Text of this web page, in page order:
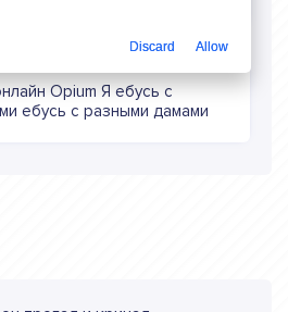
Opium Я ебусь с
ебусь с разными дамами
Discard Allow